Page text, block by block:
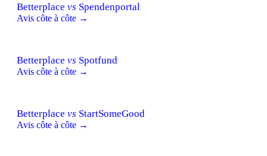
Betterplace vs Spendenportal
Avis côte à côte →
Betterplace vs Spotfund
Avis côte à côte →
Betterplace vs StartSomeGood
Avis côte à côte →